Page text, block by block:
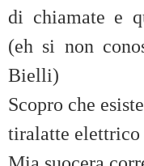
di chiamate e
(eh si non
Bielli)
Scopro che
tiralatte